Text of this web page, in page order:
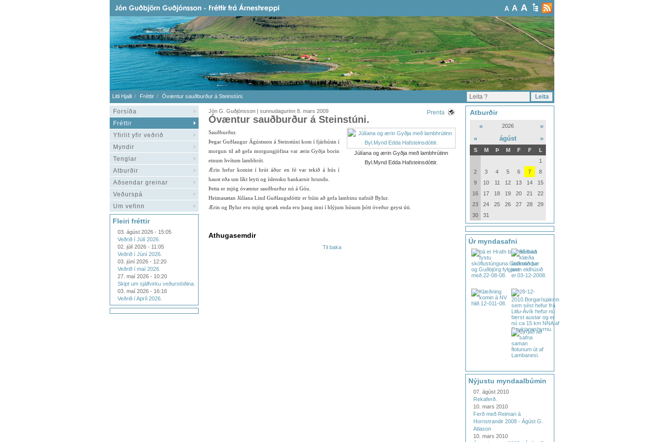
A A A
Litli Hjalli Fréttir Óvæntur sauðburður á Steinstúni.
Forsíða
Fréttir
Yfirlit yfir veðrið
Myndir
Tenglar
Atburðir
Aðsendar greinar
Veðurspá
Um vefinn
Fleiri fréttir
03. ágúst 2026 - 15:05
Veðrið í Júlí 2026.
02. júlí 2026 - 11:05
Veðrið í Júní 2026.
03. júní 2026 - 12:20
Veðrið í maí 2026.
27. maí 2026 - 10:20
Skipt um sjálfvirku veðurstöðina.
03. maí 2026 - 16:16
Veðrið í Apríl 2026.
Jón G. Guðjónsson | sunnudagurinn 8. mars 2009 Prenta
Óvæntur sauðburður á Steinstúni.
Júlíana og ærin Gyðja með lambhrútinn
Byl.Mynd Edda Hafsteinsdóttir.
Sauðburður.
Þegar Guðlaugur Ágústsson á Steinstúni kom í fjárhúsin í
morgun til að gefa morgungjöfina var ærin Gyðja borin
einum hvítum lambhrút.
Ærin hefur komist í hrút áður en fé var tekið á hús í
haust eða um líkt leyti og íslensku bankarnir hrundu.
Þetta er mjög óvæntur sauðburður nú á Góu.
Heimasætan Júlíana Lind Guðlaugsdóttir er búin að gefa lambinu nafnið Bylur.
Ærin og Bylur eru mjög spræk enda eru þaug inni í hlýjum húsum þótt óveður geysi úti.
Athugasemdir
Til baka
Atburðir
« 2026
»
«
ágúst »
S M Þ M F F
L
1
2
3 4 5 6 7
8
9
10 11 12 13 14
15
16
17 18 19 20 21
22
23
24 25 26 27 28
29
30
31
Úr myndasafni
Nýjustu myndaalbúmin
07. ágúst 2010
Rekaferð.
10. mars 2010
Ferð með Reimari á
Hornstrandir 2008 - Ágúst G.
Atlason
10. mars 2010